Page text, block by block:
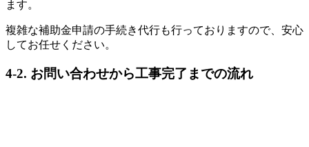
ます。
複雑な補助金申請の手続き代行も行っておりますので、安心
してお任せください。
4-2. お問い合わせから工事完了までの流れ